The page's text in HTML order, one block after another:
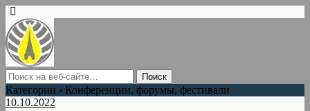
Категории › Конференции, форумы, фестивали
10.10.2022